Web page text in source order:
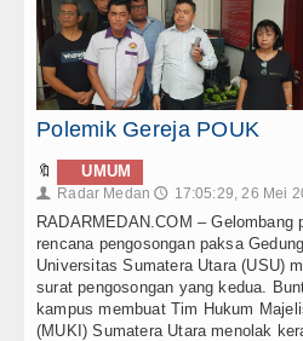
Polemik Gereja POUK
🔖 UMUM
👤 Radar Medan 🕔 17:05:29, 26 Mei
RADARMEDAN.COM – Gelombang
rencana pengosongan paksa
Universitas Sumatera Utara (USU)
surat pengosongan yang kedua.
kampus membuat Tim Hukum
(MUKI) Sumatera Utara menolak